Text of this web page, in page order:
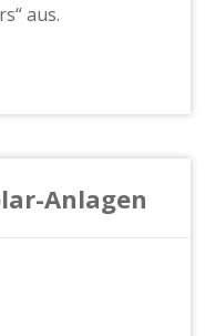
aus.
Anlagen